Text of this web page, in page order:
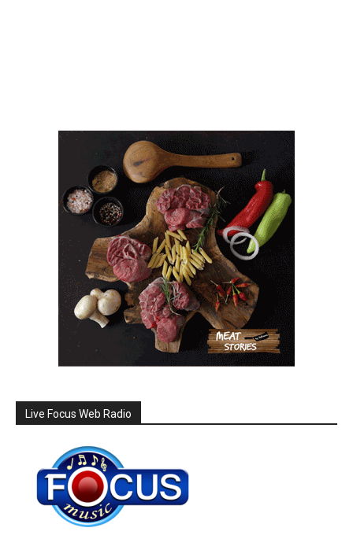
Live Focus Web Radio